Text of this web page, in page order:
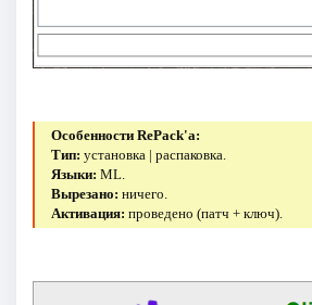
Особенности RePack'a:
Тип: установка | распаковка.
Языки: ML.
Вырезано: ничего.
Активация: проведено (патч + ключ).